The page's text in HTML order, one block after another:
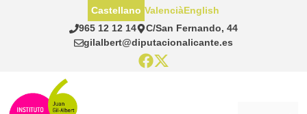
965 12 12 14
C/San Fernando, 44
gilalbert@diputacionalicante.es
Castellano ValenciàEnglish